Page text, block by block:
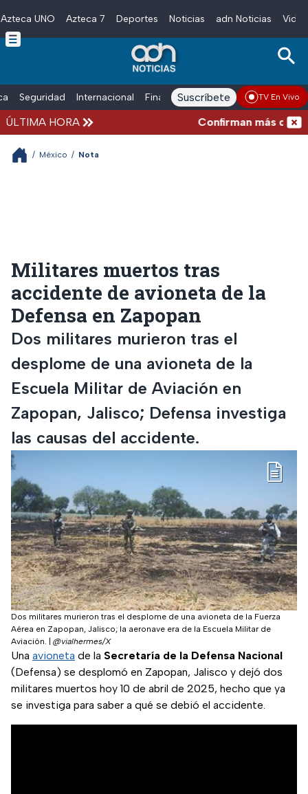
Skip to main content
Azteca UNO Azteca 7 Deportes Noticias adn Noticias
Seguridad Internacional Finanzas adn Noticias Radio
Suscríbete TV En Vivo
ÚLTIMA HORA Confirman más de
/ México / Nota
Militares muertos tras
accidente de avioneta de la
Defensa en Zapopan
Dos militares murieron tras el
desplome de una avioneta de la
Escuela Militar de Aviación en
Zapopan, Jalisco; Defensa investiga
las causas del accidente.
Dos militares murieron tras el desplome de una avioneta de la Fuerza
Aérea en Zapopan, Jalisco; la aeronave era de la Escuela Militar de
Aviación.
@vialhermes/X
Una avioneta de la Secretaría de la Defensa Nacional
(Defensa) se desplomó en Zapopan, Jalisco y dejó dos
militares muertos hoy 10 de abril de 2025, hecho que ya
se investiga para saber a qué se debió el accidente.